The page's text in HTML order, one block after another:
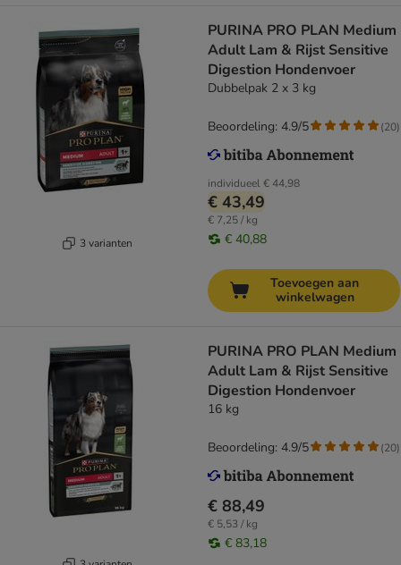
3 varianten
PURINA PRO PLAN Medium
Adult Lam & Rijst Sensitive
Digestion Hondenvoer
Dubbelpak 2 x 3 kg
individueel€ 44,98
€ 43,49
€ 7,25 / kg
€ 40,88
Beoordeling: 4.9/5 (20)
Toevoegen aan
winkelwagen
PURINA PRO PLAN Medium
Adult Lam & Rijst Sensitive
Digestion Hondenvoer
16 kg
€ 88,49
€ 5,53 / kg
€ 83,18
Beoordeling: 4.9/5 (20)